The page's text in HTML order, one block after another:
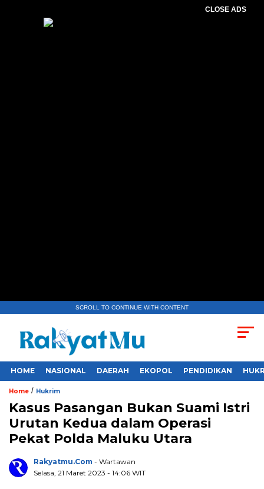
CLOSE ADS
SCROLL TO CONTINUE WITH CONTENT
HOME NASIONAL DAERAH EKOPOL PENDIDIKAN
Home / Hukrim
Kasus Pasangan Bukan Suami Istri
Urutan Kedua dalam Operasi
Pekat Polda Maluku Utara
Rakyatmu.com - Wartawan
Selasa, 21 Maret 2023 - 14:06 WIT